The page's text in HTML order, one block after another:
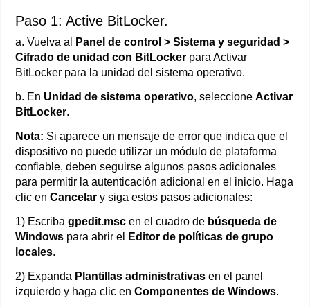
Paso 1: Active BitLocker.
a. Vuelva al
Panel de control > Sistema y seguridad >
Cifrado de unidad con BitLocker para Activar
BitLocker para la unidad del sistema operativo.
b. En Unidad de sistema operativo, seleccioneActivar
BitLocker.
Nota: Si aparece un mensaje de error que indica que el
dispositivo no puede utilizar un módulo de plataforma
confiable, deben seguirse algunos pasos adicionales
para permitir la autenticación adicional en el inicio. Haga
clic enCancelar y siga estos pasos adicionales:
1) Escribagpedit.msc en el cuadro de búsqueda de
Windows para abrir el
Editor de políticas de grupo
locales.
2) Expanda Plantillas administrativas en el panel
izquierdo y haga clic enComponentes de Windows.